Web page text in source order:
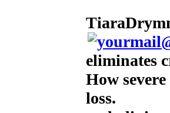
eliminates
How
loss.